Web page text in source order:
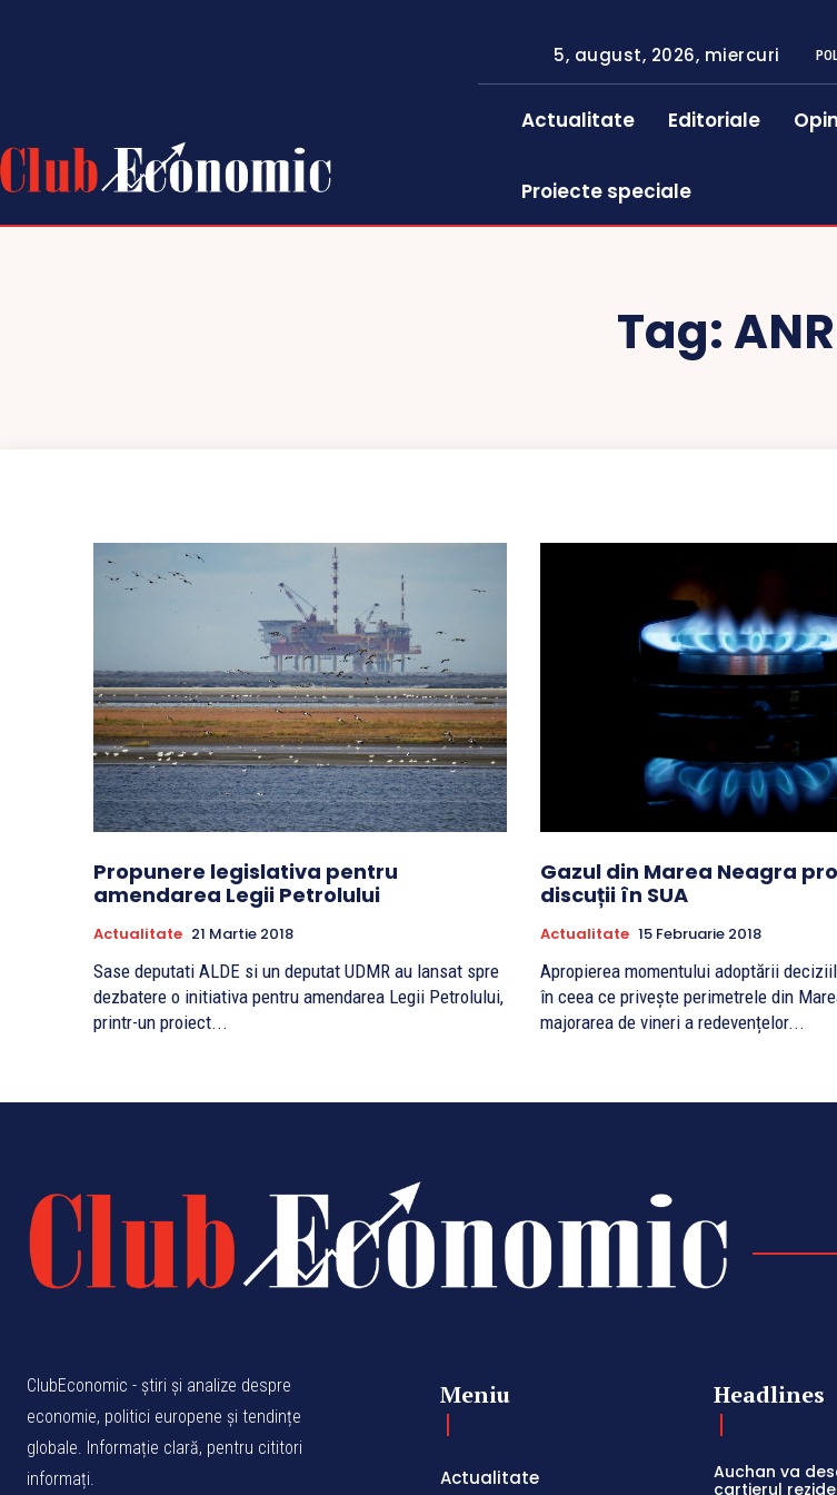
5, august, 2026, miercuri
Actualitate Editoriale
Proiecte speciale
Tag:
Propunere legislativa pentru
amendarea Legii Petrolului
Actualitate 21 Martie 2018
Sase deputati ALDE si un deputat UDMR au lansat spre
dezbatere o initiativa pentru amendarea Legii Petrolului,
printr-un proiect...
Gazul din Marea Neagra
discuții în SUA
Actualitate 15 Februarie 2018
Apropierea momentului adoptării
în ceea ce privește perimetrele din
majorarea de vineri a redevențelor...
ClubEconomic - știri și analize despre
economie, politici europene și tendințe
globale. Informație clară, pentru cititori
informați.
Meniu
Actualitate
Headlines
Auchan va
cartierul